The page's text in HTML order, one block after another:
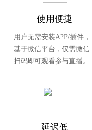
使用便捷
用户无需安装APP/插件，
基于微信平台，仅需微信
扫码即可观看参与直播。
延迟低